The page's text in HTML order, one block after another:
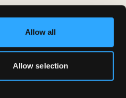
Allow all
Allow selection